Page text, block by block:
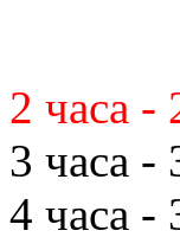
2 часа -
3 часа -
4 часа -